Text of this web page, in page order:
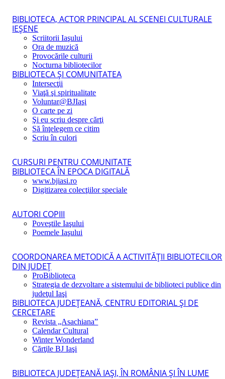
BIBLIOTECA, ACTOR PRINCIPAL AL SCENEI CULTURALE
IEŞENE
Scriitorii Iaşului
Ora de muzică
Provocările culturii
Nocturna bibliotecilor
BIBLIOTECA ŞI COMUNITATEA
Intersecţii
Viaţă şi spiritualitate
Voluntar@BJIaşi
O carte pe zi
Şi eu scriu despre cărţi
Să înţelegem ce citim
Scriu în culori
CURSURI PENTRU COMUNITATE
BIBLIOTECA ÎN EPOCA DIGITALĂ
www.bjiasi.ro
Digitizarea colecţiilor speciale
AUTORI COPIII
Poveştile Iaşului
Poemele Iaşului
COORDONAREA METODICĂ A ACTIVITĂŢII BIBLIOTECILOR
DIN JUDEŢ
ProBiblioteca
Strategia de dezvoltare a sistemului de biblioteci publice din
judeţul Iaşi
BIBLIOTECA JUDEŢEANĂ, CENTRU EDITORIAL ŞI DE
CERCETARE
Revista „Asachiana”
Calendar Cultural
Winter Wonderland
Cărţile BJ Iaşi
BIBLIOTECA JUDEŢEANĂ IAŞI, ÎN ROMÂNIA ŞI ÎN LUME